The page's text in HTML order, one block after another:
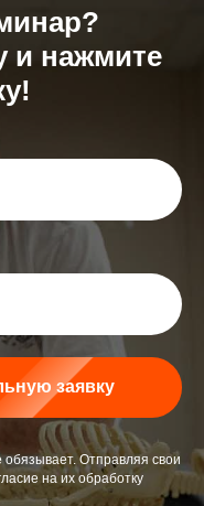
и нажмите
заявку
обязывает. Отправляя свои
на их обработку